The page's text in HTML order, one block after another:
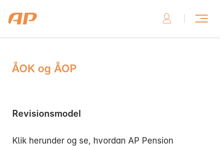
ÅOK og ÅOP
Revisionsmodel
Klik herunder og se, hvordan AP Pension
Skriv til os, hvis du har brug for hjælp